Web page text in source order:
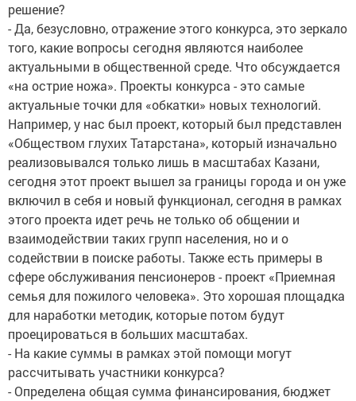
решение?
- Да, безусловно, отражение этого конкурса, это зеркало
того, какие вопросы сегодня являются наиболее
актуальными в общественной среде. Что обсуждается
«на острие ножа». Проекты конкурса - это самые
актуальные точки для «обкатки» новых технологий.
Например, у нас был проект, который был представлен
«Обществом глухих Татарстана», который изначально
реализовывался только лишь в масштабах Казани,
сегодня этот проект вышел за границы города и он уже
включил в себя и новый функционал, сегодня в рамках
этого проекта идет речь не только об общении и
взаимодействии таких групп населения, но и о
содействии в поиске работы. Также есть примеры в
сфере обслуживания пенсионеров - проект «Приемная
семья для пожилого человека». Это хорошая площадка
для наработки методик, которые потом будут
проецироваться в больших масштабах.
- На какие суммы в рамках этой помощи могут
рассчитывать участники конкурса?
- Определена общая сумма финансирования, бюджет